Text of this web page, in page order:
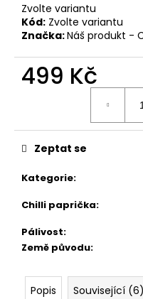
Zvolte variantu
Kód: Zvolte variantu
Značka:Náš produkt -
499 Kč
Kategorie:
Chilli paprička:
Pálivost:
Země původu:
Zeptat se
Popis Související (6)
ČERVENÁ
KLÍČENKA
Kč